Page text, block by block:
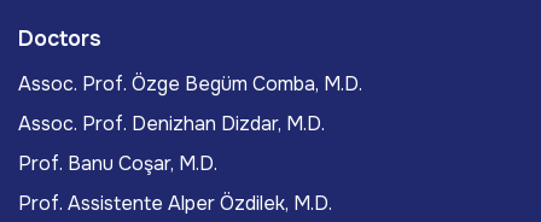
Doctors
Assoc. Prof. Özge Begüm Comba, M.D.
Assoc. Prof. Denizhan Dizdar, M.D.
Prof. Banu Coşar, M.D.
Prof. Assistente Alper Özdilek, M.D.